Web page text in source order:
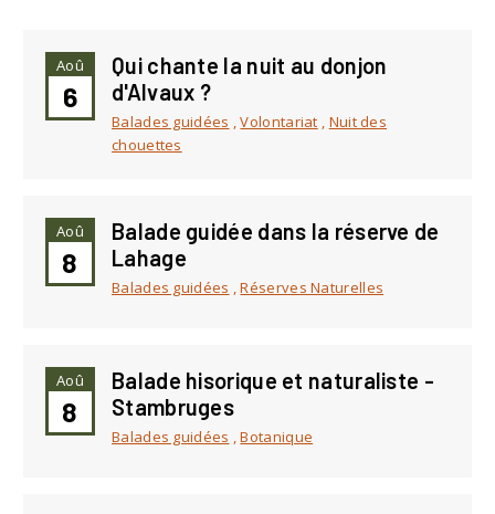
Aoû
6
Qui chante la nuit au donjon
d'Alvaux ?
Balades guidées ,Volontariat
Nuit des
chouettes
Aoû
8
Balade guidée dans la réserve de
Lahage
Balades guidées ,Réserves Naturelles
Aoû
8
Balade hisorique et naturaliste -
Stambruges
Balades guidées ,Botanique